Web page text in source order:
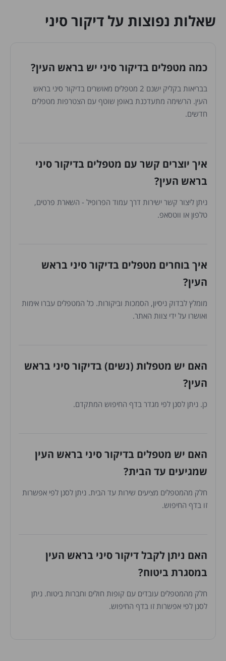
שאלות נפוצות על דיקור סיני
כמה מטפלים בדיקור סיני יש בראש העין?
בבריאות בקליק ישנם 2 מטפלים מאושרים בדיקור סיני בראש
העין. הרשימה מתעדכנת באופן שוטף עם הצטרפות מטפלים
חדשים.
איך יוצרים קשר עם מטפלים בדיקור סיני
בראש העין?
ניתן ליצור קשר ישירות דרך עמוד הפרופיל - השארת פרטים,
טלפון או ווטסאפ.
איך בוחרים מטפלים בדיקור סיני בראש
העין?
מומלץ לבדוק ניסיון, הסמכות וביקורות. כל המטפלים עברו אימות
ואושרו על ידי צוות האתר.
האם יש מטפלות (נשים) בדיקור סיני בראש
העין?
כן. ניתן לסנן לפי מגדר בדף החיפוש המתקדם.
האם יש מטפלים בדיקור סיני בראש העין
שמגיעים עד הבית?
חלק מהמטפלים מציעים שירות עד הבית. ניתן לסנן לפי אפשרות
זו בדף החיפוש.
האם ניתן לקבל דיקור סיני בראש העין
במסגרת ביטוח?
חלק מהמטפלים עובדים עם קופות חולים וחברות ביטוח. ניתן
לסנן לפי אפשרות זו בדף החיפוש.